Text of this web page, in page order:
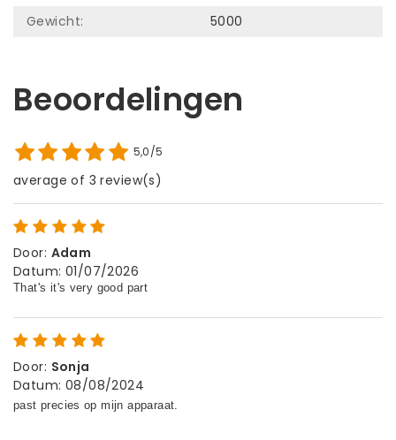
Gewicht:
5000
Beoordelingen
5,0/5
average of 3 review(s)
Door: Adam
Datum: 01/07/2026
Door: Sonja
Datum: 08/08/2024